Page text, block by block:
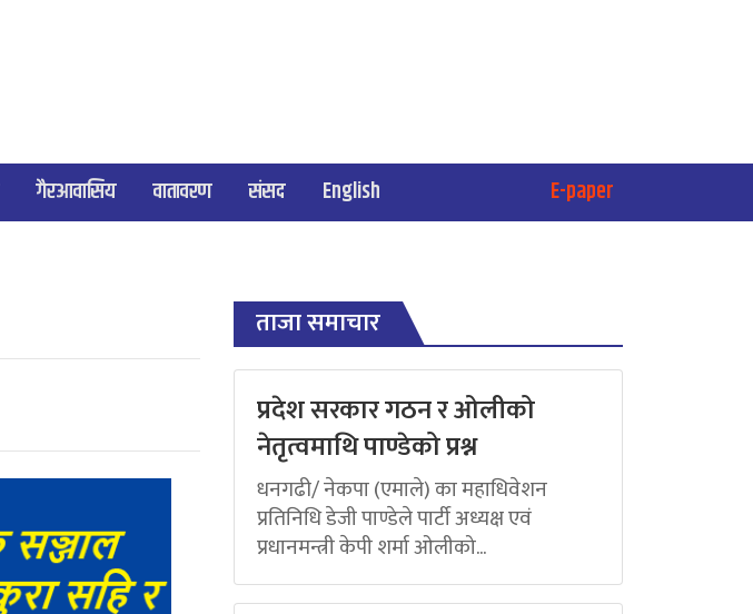
गैरआवासिय वातावरण संसद English E-paper
ताजा समाचार
प्रदेश सरकार गठन र ओलीको
नेतृत्वमाथि पाण्डेको प्रश्न
धनगढी/ नेकपा (एमाले) का महाधिवेशन
प्रतिनिधि डेजी पाण्डेले पार्टी अध्यक्ष एवं
प्रधानमन्त्री केपी शर्मा ओलीको...